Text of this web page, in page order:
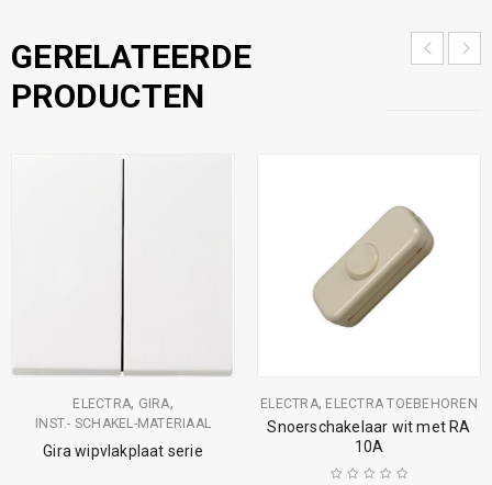
GERELATEERDE
PRODUCTEN
ELECTRA, GIRA,
INST.- SCHAKEL-MATERIAAL
Gira wipvlakplaat serie
ELECTRA, ELECTRA TOEBEHOREN
Snoerschakelaar wit met RA
10A